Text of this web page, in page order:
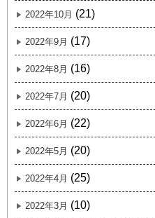
2022年10月 (21)
2022年9月 (17)
2022年8月 (16)
2022年7月 (20)
2022年6月 (22)
2022年5月 (20)
2022年4月 (25)
2022年3月 (10)